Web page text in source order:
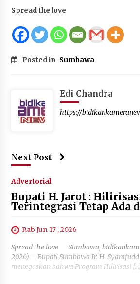
Spread the love
Posted in Sumbawa
Edi Chandra
https://
Next Post
Advertorial
Bupati H. Jarot :
Terintegrasi Tetap Ada
Rab Jun 17 , 2026
Spread the love Sumbawa,
2026) – Bupati Sumbawa Ir. H.
menegaskan bahwa Program Hilirisasi […]